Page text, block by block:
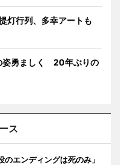
灯行列、多幸アートも
姿勇ましく 20年ぶりの
ス
エンディングは死のみ」